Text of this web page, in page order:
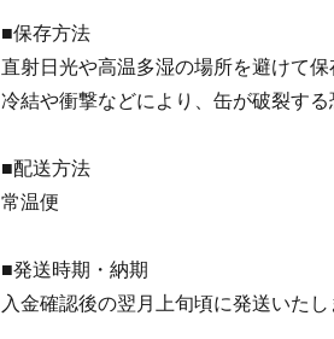
■保存方法
直射日光や高温多湿の場所を避けて保
冷結や衝撃などにより、缶が破裂する
■配送方法
常温便
■発送時期・納期
入金確認後の翌月上旬頃に発送いたし